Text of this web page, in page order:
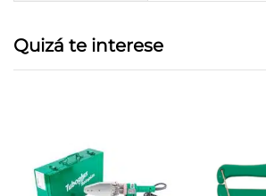
Quizá te interese